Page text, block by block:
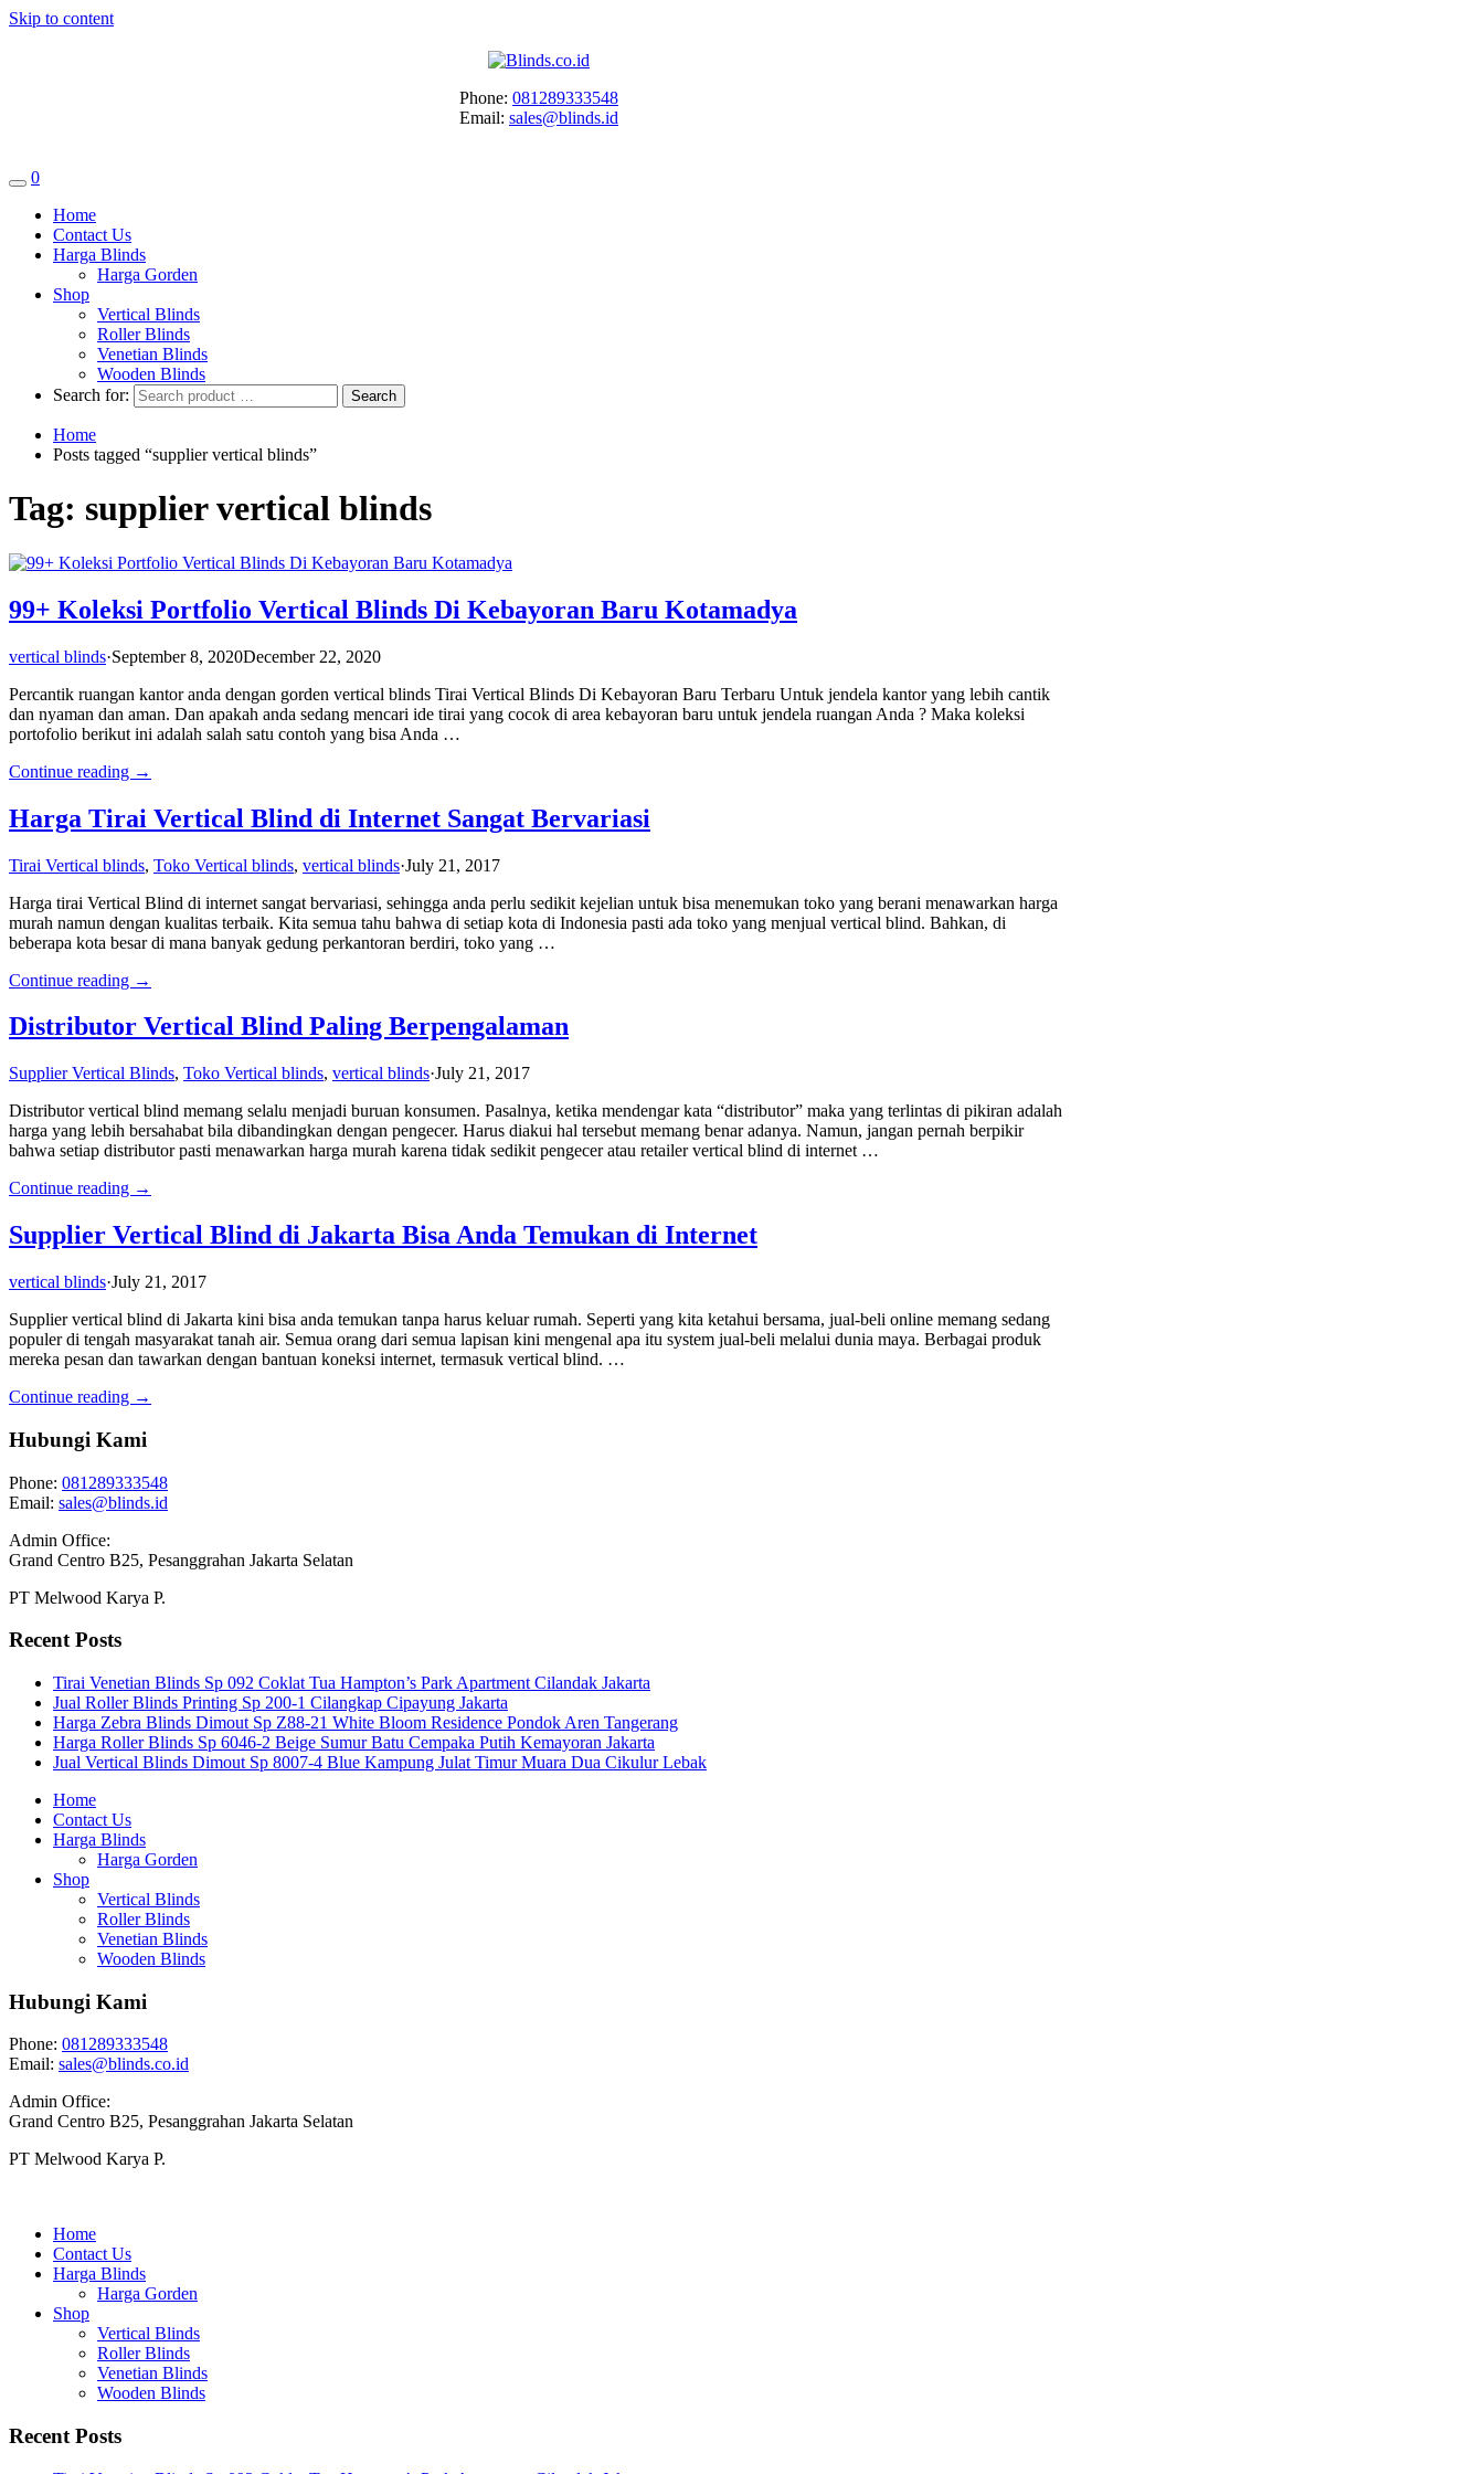
Skip to content
Phone: 081289333548
Email: sales@blinds.id
0
Home
Contact Us
Harga Blinds
Harga Gorden
Shop
Vertical Blinds
Roller Blinds
Venetian Blinds
Wooden Blinds
Search for:
Home
Posts tagged “supplier vertical blinds”
Tag: supplier vertical blinds
99+ Koleksi Portfolio Vertical Blinds Di Kebayoran Baru Kotamadya
vertical blinds·September 8, 2020December 22, 2020
Percantik ruangan kantor anda dengan gorden vertical blinds Tirai Vertical Blinds Di Kebayoran Baru Terbaru Untuk jendela kantor yang lebih cantik
dan nyaman dan aman. Dan apakah anda sedang mencari ide tirai yang cocok di area kebayoran baru untuk jendela ruangan Anda ? Maka koleksi
portofolio berikut ini adalah salah satu contoh yang bisa Anda …
Continue reading →
Harga Tirai Vertical Blind di Internet Sangat Bervariasi
Tirai Vertical blinds, Toko Vertical blinds, vertical blinds·July 21, 2017
Harga tirai Vertical Blind di internet sangat bervariasi, sehingga anda perlu sedikit kejelian untuk bisa menemukan toko yang berani menawarkan harga
murah namun dengan kualitas terbaik. Kita semua tahu bahwa di setiap kota di Indonesia pasti ada toko yang menjual vertical blind. Bahkan, di
beberapa kota besar di mana banyak gedung perkantoran berdiri, toko yang …
Continue reading →
Distributor Vertical Blind Paling Berpengalaman
Supplier Vertical Blinds, Toko Vertical blinds, vertical blinds·July 21, 2017
Distributor vertical blind memang selalu menjadi buruan konsumen. Pasalnya, ketika mendengar kata “distributor” maka yang terlintas di pikiran adalah
harga yang lebih bersahabat bila dibandingkan dengan pengecer. Harus diakui hal tersebut memang benar adanya. Namun, jangan pernah berpikir
bahwa setiap distributor pasti menawarkan harga murah karena tidak sedikit pengecer atau retailer vertical blind di internet …
Continue reading →
Supplier Vertical Blind di Jakarta Bisa Anda Temukan di Internet
vertical blinds·July 21, 2017
Supplier vertical blind di Jakarta kini bisa anda temukan tanpa harus keluar rumah. Seperti yang kita ketahui bersama, jual-beli online memang sedang
populer di tengah masyarakat tanah air. Semua orang dari semua lapisan kini mengenal apa itu system jual-beli melalui dunia maya. Berbagai produk
mereka pesan dan tawarkan dengan bantuan koneksi internet, termasuk vertical blind. …
Continue reading →
Hubungi Kami
Phone: 081289333548
Email: sales@blinds.id
Admin Office:
Grand Centro B25, Pesanggrahan Jakarta Selatan
PT Melwood Karya P.
Recent Posts
Tirai Venetian Blinds Sp 092 Coklat Tua Hampton’s Park Apartment Cilandak Jakarta
Jual Roller Blinds Printing Sp 200-1 Cilangkap Cipayung Jakarta
Harga Zebra Blinds Dimout Sp Z88-21 White Bloom Residence Pondok Aren Tangerang
Harga Roller Blinds Sp 6046-2 Beige Sumur Batu Cempaka Putih Kemayoran Jakarta
Jual Vertical Blinds Dimout Sp 8007-4 Blue Kampung Julat Timur Muara Dua Cikulur Lebak
Home
Contact Us
Harga Blinds
Harga Gorden
Shop
Vertical Blinds
Roller Blinds
Venetian Blinds
Wooden Blinds
Hubungi Kami
Phone: 081289333548
Email: sales@blinds.co.id
Admin Office:
Grand Centro B25, Pesanggrahan Jakarta Selatan
PT Melwood Karya P.
Home
Contact Us
Harga Blinds
Harga Gorden
Shop
Vertical Blinds
Roller Blinds
Venetian Blinds
Wooden Blinds
Recent Posts